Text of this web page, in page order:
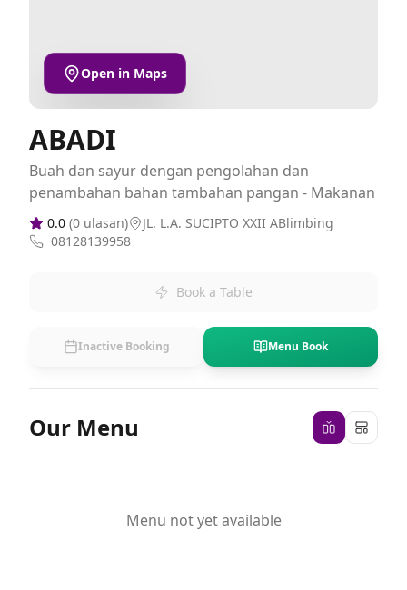
Open in Maps
ABADI
Buah dan sayur dengan pengolahan dan
penambahan bahan tambahan pangan - Makanan
0.0 (0 ulasan)
JL. L.A. SUCIPTO XXII ABlimbing
08128139958
Book a Table
Inactive Booking Menu Book
Our Menu
Menu not yet available